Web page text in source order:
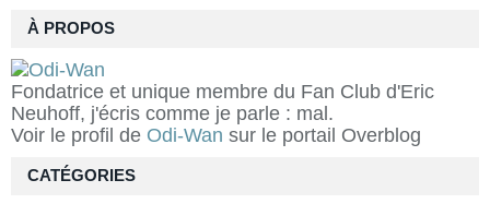
À PROPOS
Fondatrice et unique membre du Fan Club d'Eric
Neuhoff, j'écris comme je parle : mal.
Voir le profil de Odi-Wan sur le portail Overblog
CATÉGORIES